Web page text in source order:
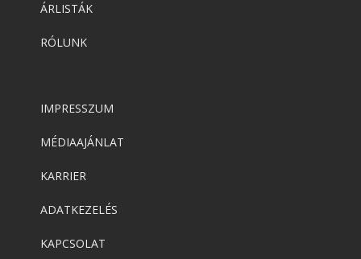
ÁRLISTÁK
RÓLUNK
IMPRESSZUM
MÉDIAAJÁNLAT
KARRIER
ADATKEZELÉS
KAPCSOLAT